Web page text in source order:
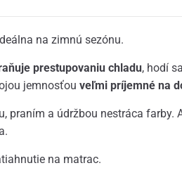
na zimnú sezónu.
prestupovaniu chladu, hodí
jemnosťou veľmi príjemné na
praním a údržbou nestráca farby.
na matrac.